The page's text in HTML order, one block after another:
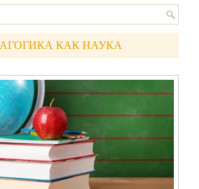
КАК НАУКА